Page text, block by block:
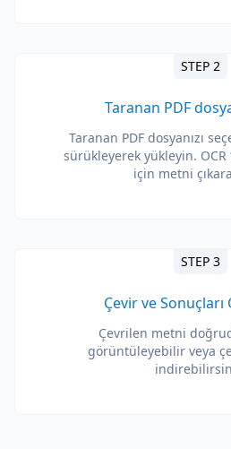
STEP 2
Taranan PDF
Taranan PDF dosyanızı
sürükleyerek yükleyin.
için metni
STEP 3
Çevir ve
Çevrilen metni
görüntüleyebilir veya